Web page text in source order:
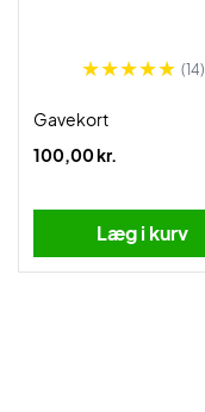
(14)
Gavekort
100,00 kr.
Læg i kurv